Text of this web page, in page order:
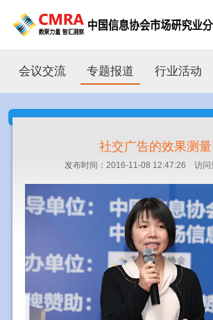
会议交流 专题报道 行业活动
社交广告的效果测量
发布时间：2016-11-08 12:47:26 访问